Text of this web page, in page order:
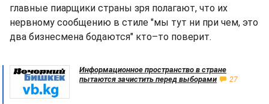
главные пиарщики страны зря полагают, что их
нервному сообщению в стиле "мы тут ни при чем, это
два бизнесмена бодаются" кто–то поверит.
Информационное пространство в стране
пытаются зачистить перед выборами
27